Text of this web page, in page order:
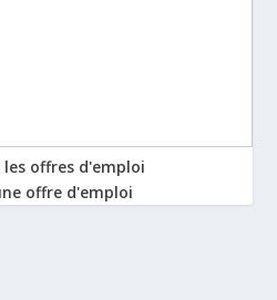
offres d'emploi
offre d'emploi